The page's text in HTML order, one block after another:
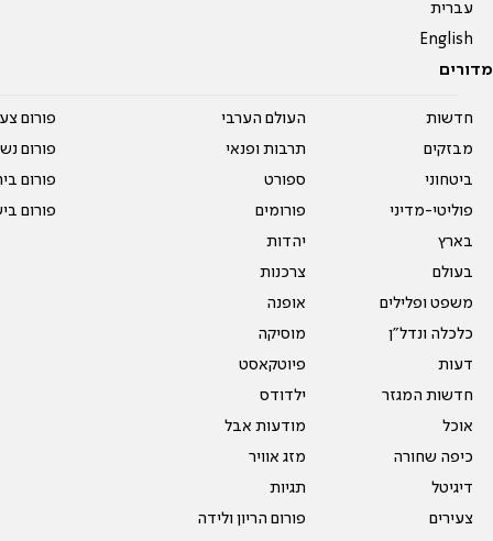
עברית
English
מדורים
חדשות
מבזקים
ביטחוני
פוליטי-מדיני
בארץ
בעולם
משפט ופלילים
כלכלה ונדל"ן
דעות
חדשות המגזר
אוכל
כיפה שחורה
דיגיטל
צעירים
העולם הערבי
תרבות ופנאי
ספורט
פורומים
יהדות
צרכנות
אופנה
מוסיקה
פיוטקאסט
ילדודס
מודעות אבל
מזג אוויר
תגיות
פורום הריון ולידה
פורום
פורום
פורום
פורום